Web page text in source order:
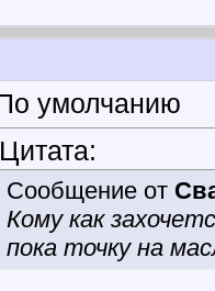
Цитата:
Сообщение от
Кому как
пока точку на